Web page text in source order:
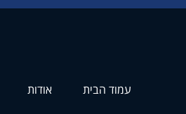
עמוד הבית אודות